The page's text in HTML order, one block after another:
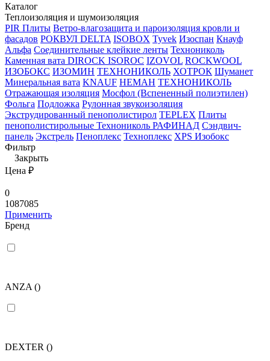
Каталог
Теплоизоляция и шумоизоляция
PIR Плиты Ветро-влагозащита и пароизоляция кровли и
фасадов РОКВУЛ DELTA ISOBOX Tyvek Изоспан Кнауф
Альфа Соединительные клейкие ленты Технониколь
Каменная вата DIROCK ISOROC IZOVOL ROCKWOOL
ИЗОБОКС ИЗОМИН ТЕХНОНИКОЛЬ ХОТРОК Шуманет
Минеральная вата KNAUF НЕМАН ТЕХНОНИКОЛЬ
Отражающая изоляция Мосфол (Вспененный полиэтилен)
Фольга Подложка Рулонная звукоизоляция
Экструдированный пенополистирол TEPLEX Плиты
пенополистирольные Технониколь РАФИНАД Сэндвич-
панель Экстрель Пеноплекс Техноплекс ХPS Изобокс
Фильтр
Закрыть
Цена ₽
0
1087085
Применить
Бренд
ANZA ()
DEXTER ()